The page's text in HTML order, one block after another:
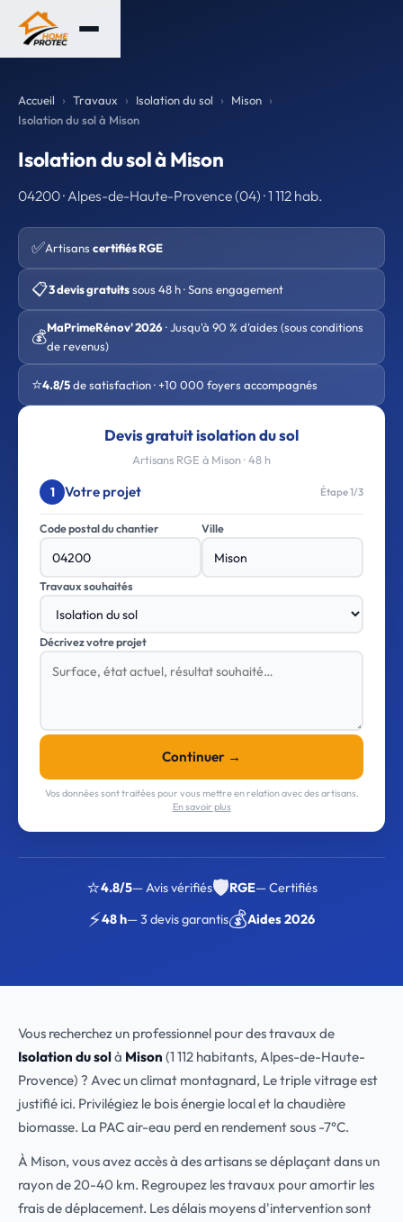
Accueil Travaux Isolation du sol
Mison
Isolation du sol à Mison
Isolation du sol à Mison
04200 · Alpes-de-Haute-Provence (04) · 1 112 hab.
✅Artisans certifiés RGE
📋3 devis gratuitssous 48 h · Sans engagement
💰MaPrimeRénov' 2026· Jusqu'à 90 % d'aides (sous conditions
de revenus)
⭐4.8/5de satisfaction · +10 000 foyers accompagnés
Devis gratuit isolation du sol
Artisans RGE à Mison · 48 h
1 Votre projet Étape 1/3
Code postal du chantier Ville
Travaux souhaités
Décrivez votre projet
Continuer →
Vos données sont traitées pour vous mettre en relation avec des artisans.
En savoir plus
⭐4.8/5— Avis vérifiés🛡️RGE— Certifiés
⚡48 h— 3 devis garantis💰Aides 2026
Vous recherchez un professionnel pour des travaux de
Isolation du solà Mison (1 112 habitants, Alpes-de-Haute-
Provence) ? Avec un climat montagnard, Le triple vitrage est
justifié ici. Privilégiez le bois énergie local et la chaudière
biomasse. La PAC air-eau perd en rendement sous -7°C.
À Mison, vous avez accès à des artisans se déplaçant dans un
rayon de 20-40 km. Regroupez les travaux pour amortir les
frais de déplacement. Les délais moyens d'intervention sont